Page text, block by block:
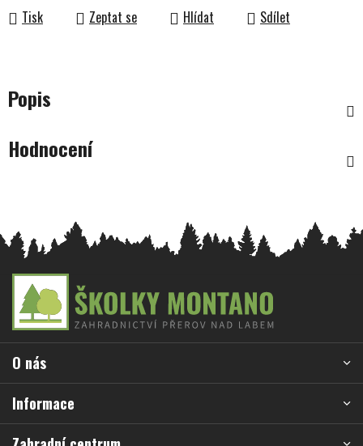
Tisk Zeptat se Hlídat Sdílet
Popis
Hodnocení
a
í
O nás
Informace